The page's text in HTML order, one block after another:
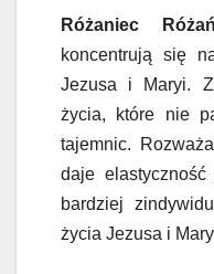
Różaniec
koncentrują się
Jezusa i Maryi.
życia, które nie
tajemnic.
daje
bardziej
życia Jezusa i